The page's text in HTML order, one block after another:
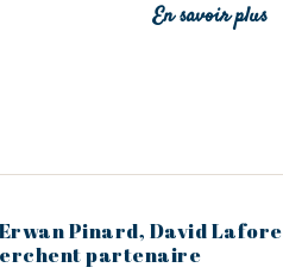
En savoir plus
Pinard, David Lafore
partenaire